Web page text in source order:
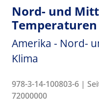
Nord- und
Temperaturen
Amerika - Nord-
Klima
978-3-14-100803-6 |
72000000